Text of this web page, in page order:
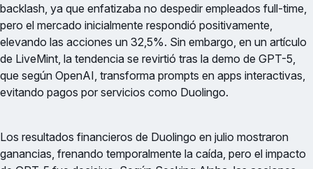
backlash, ya que enfatizaba no despedir empleados full-time,
pero el mercado inicialmente respondió positivamente,
elevando las acciones un 32,5%. Sin embargo, en un artículo
de LiveMint, la tendencia se revirtió tras la demo de GPT-5,
que según OpenAI, transforma prompts en apps interactivas,
evitando pagos por servicios como Duolingo.
Los resultados financieros de Duolingo en julio mostraron
ganancias, frenando temporalmente la caída, pero el impacto